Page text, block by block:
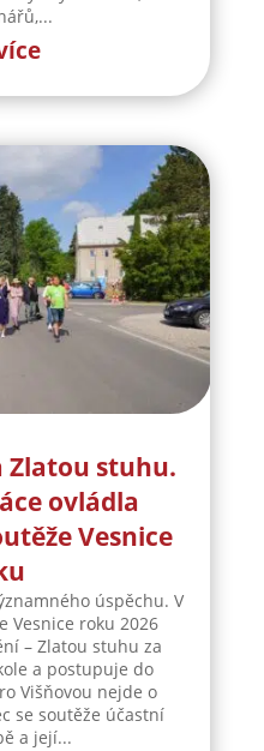
Zlatou stuhu.
ovládla
Vesnice
úspěchu. V
Vesnice roku 2026
– Zlatou stuhu za
a postupuje do
Višňovou nejde o
se soutěže účastní
a její...